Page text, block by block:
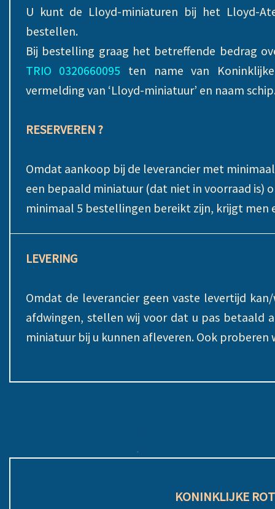
U kunt de Lloyd-miniaturen bij het Lloyd-
bestellen.
Bij bestelling graag het betreffende bedrag
TRIO 0320660095 ten name van
vermelding van ‘Lloyd-miniatuur’ en naam
RESERVEREN ?
Omdat aankoop bij de leverancier met
een bepaald miniatuur (dat niet in voorraad is)
minimaal 5 bestellingen bereikt zijn, krijgt men
LEVERING
Omdat de leverancier geen vaste levertijd
afdwingen, stellen wij voor dat u pas betaald
miniatuur bij u kunnen afleveren. Ook
.
.
KONINKLIJKE